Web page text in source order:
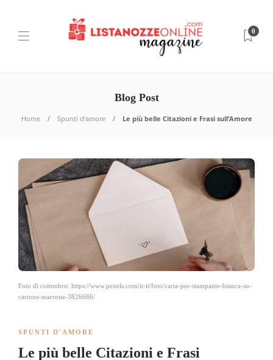
0
Blog Post
Home Spunti d'amore Le più belle Citazioni e Frasi sull’Amore
Foto di cottonbro: https://www.pexels.com/it-it/foto/carta-per-stampante-bianca-su-
cartone-marrone-3826686/
SPUNTI D'AMORE
Le più belle Citazioni e Frasi